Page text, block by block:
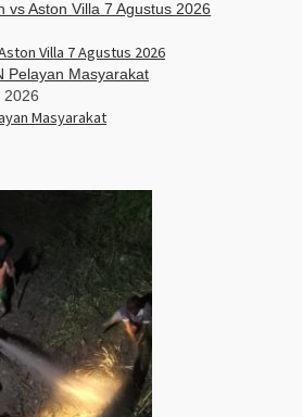
Villa 7 Agustus 2026
2026
Masyarakat